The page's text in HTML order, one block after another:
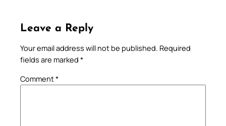
Leave a Reply
Your email address will not be published. Required
fields are marked *
Comment*